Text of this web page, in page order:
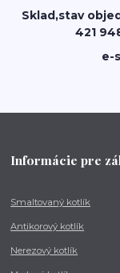
Sklad,stav
421
e-
Informácie pre
Smaltovaný kotlík
Antikorový kotlík
Nerezový kotlík